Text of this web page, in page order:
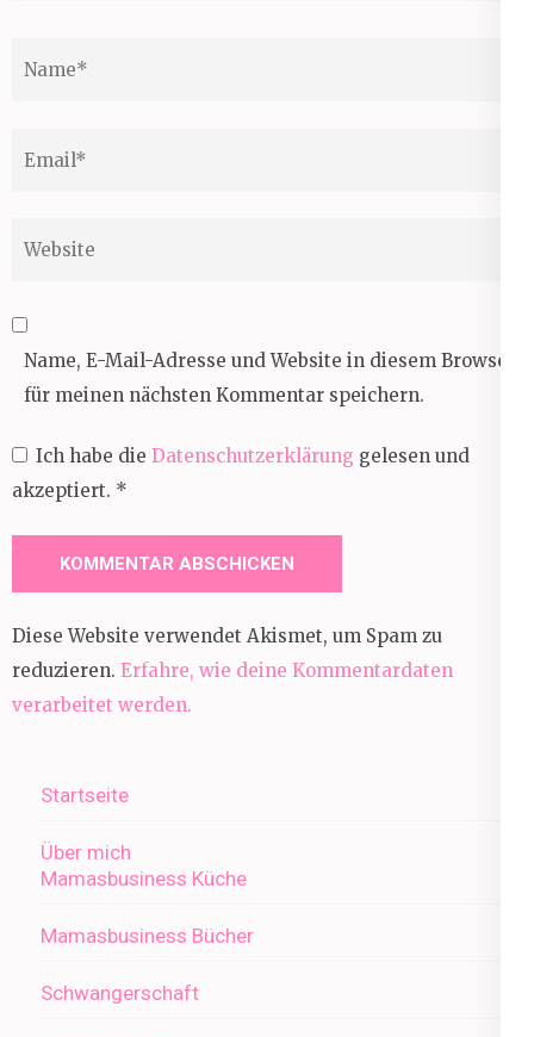
Name, E-Mail-Adresse und Website in diesem Browser
für meinen nächsten Kommentar speichern.
Ich habe die Datenschutzerklärung gelesen und
akzeptiert. *
Diese Website verwendet Akismet, um Spam zu
reduzieren. Erfahre, wie deine Kommentardaten
verarbeitet werden.
Startseite
Über mich
Mamasbusiness Küche
Mamasbusiness Bücher
Schwangerschaft